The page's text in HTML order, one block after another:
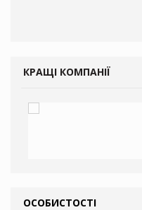
КРАЩІ КОМПАНІЇ
ОСОБИСТОСТІ